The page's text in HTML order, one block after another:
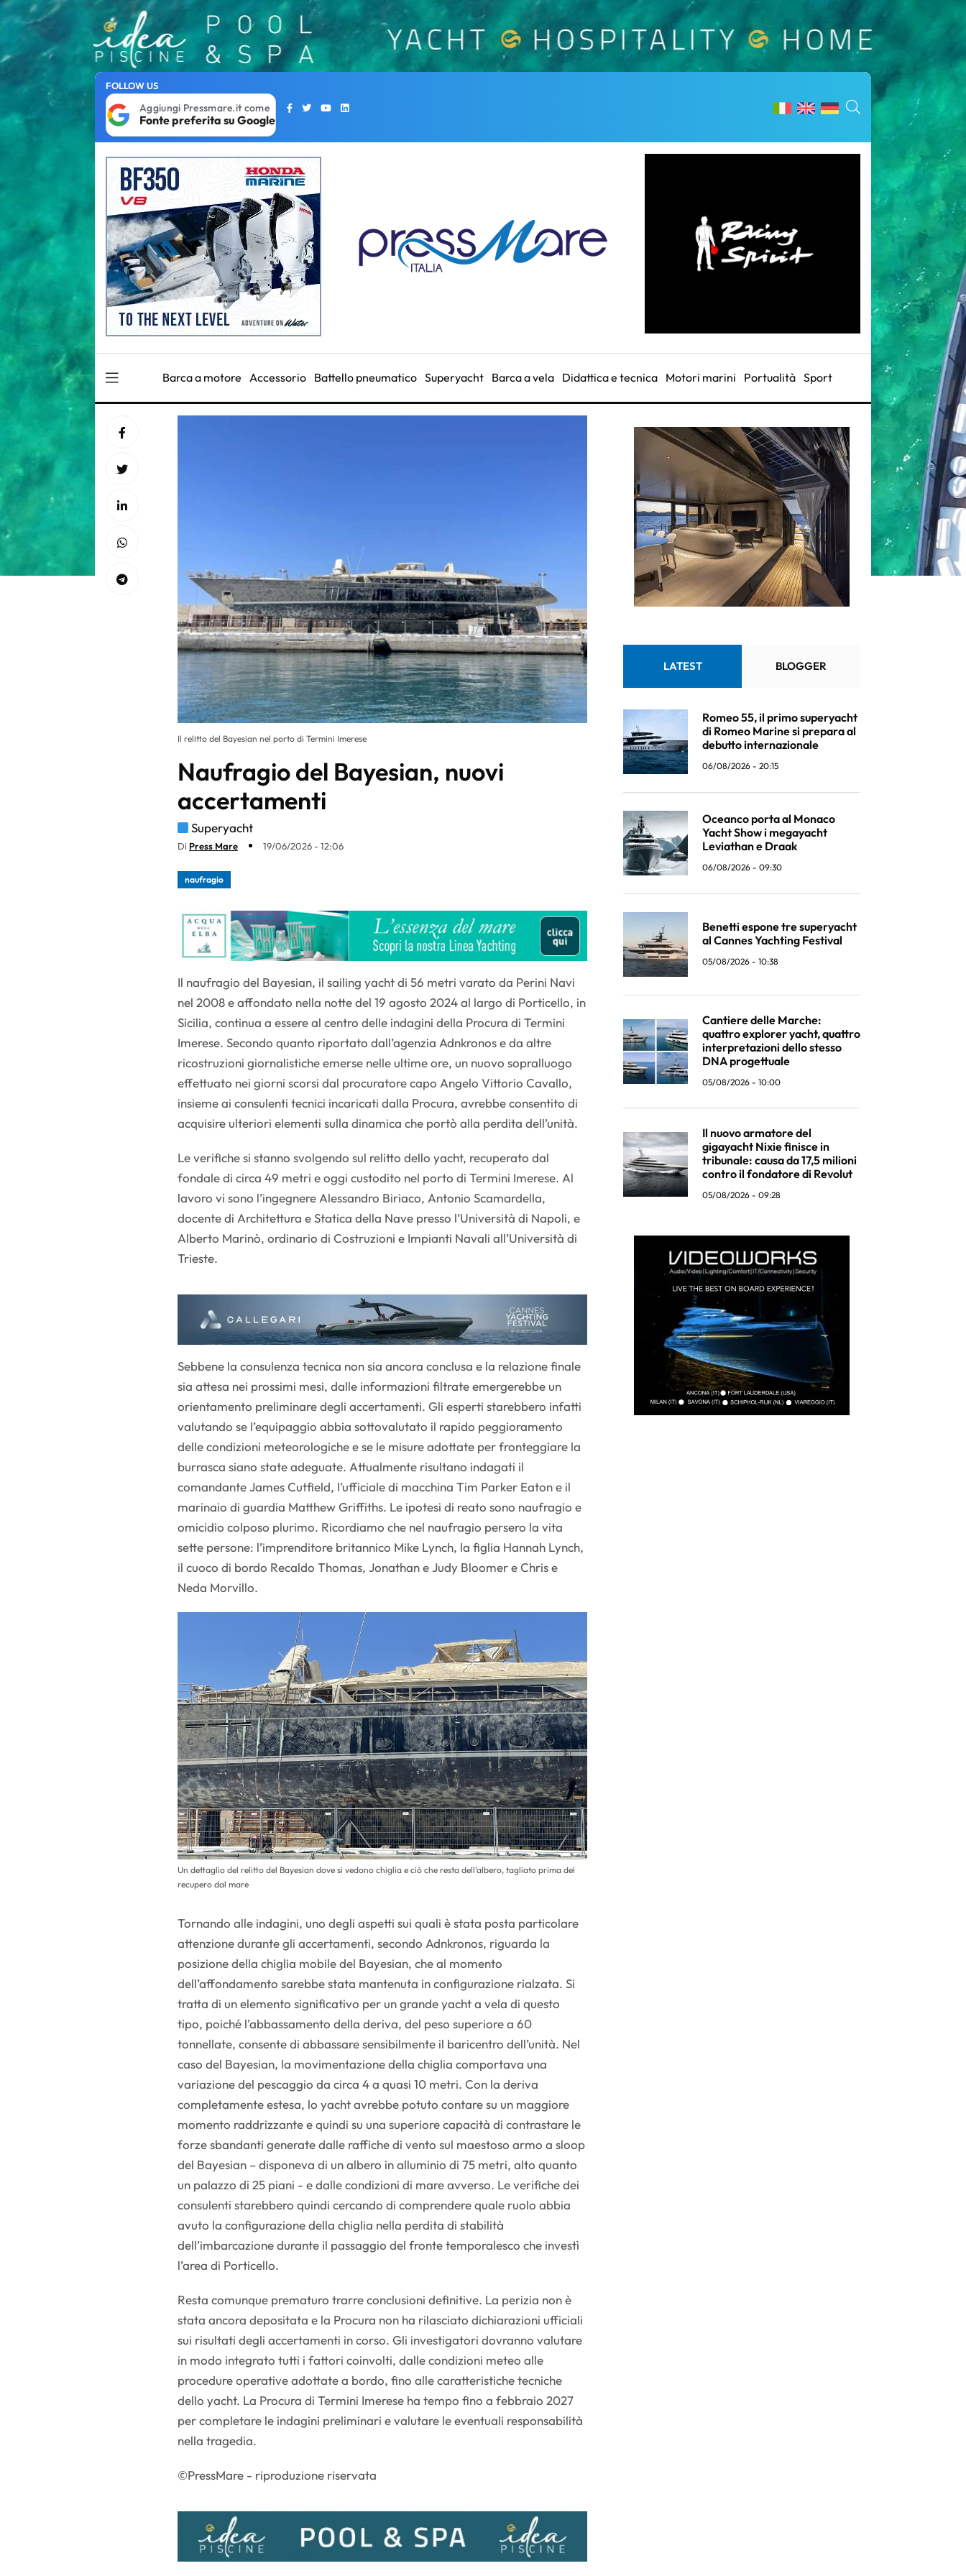
FOLLOW US
Aggiungi Pressmare.it come
Fonte preferita su Google
Barca a motore Accessorio Battello pneumatico Superyacht Barca a vela Didattica e tecnica Motori marini Portualità Sport
Il relitto del Bayesian nel porto di Termini Imerese
Naufragio del Bayesian, nuovi
accertamenti
Superyacht
Di Press Mare 19/06/2026 - 12:06
naufragio
Il naufragio del Bayesian, il sailing yacht di 56 metri varato da Perini Navi
nel 2008 e affondato nella notte del 19 agosto 2024 al largo di Porticello, in
Sicilia, continua a essere al centro delle indagini della Procura di Termini
Imerese. Secondo quanto riportato dall’agenzia Adnkronos e da altre
ricostruzioni giornalistiche emerse nelle ultime ore, un nuovo sopralluogo
effettuato nei giorni scorsi dal procuratore capo Angelo Vittorio Cavallo,
insieme ai consulenti tecnici incaricati dalla Procura, avrebbe consentito di
acquisire ulteriori elementi sulla dinamica che portò alla perdita dell’unità.
Le verifiche si stanno svolgendo sul relitto dello yacht, recuperato dal
fondale di circa 49 metri e oggi custodito nel porto di Termini Imerese. Al
lavoro vi sono l’ingegnere Alessandro Biriaco, Antonio Scamardella,
docente di Architettura e Statica della Nave presso l’Università di Napoli, e
Alberto Marinò, ordinario di Costruzioni e Impianti Navali all’Università di
Trieste.
Sebbene la consulenza tecnica non sia ancora conclusa e la relazione finale
sia attesa nei prossimi mesi, dalle informazioni filtrate emergerebbe un
orientamento preliminare degli accertamenti. Gli esperti starebbero infatti
valutando se l’equipaggio abbia sottovalutato il rapido peggioramento
delle condizioni meteorologiche e se le misure adottate per fronteggiare la
burrasca siano state adeguate. Attualmente risultano indagati il
comandante James Cutfield, l’ufficiale di macchina Tim Parker Eaton e il
marinaio di guardia Matthew Griffiths. Le ipotesi di reato sono naufragio e
omicidio colposo plurimo. Ricordiamo che nel naufragio persero la vita
sette persone: l’imprenditore britannico Mike Lynch, la figlia Hannah Lynch,
il cuoco di bordo Recaldo Thomas, Jonathan e Judy Bloomer e Chris e
Neda Morvillo.
Un dettaglio del relitto del Bayesian dove si vedono chiglia e ciò che resta dell'albero, tagliato prima del
recupero dal mare
Tornando alle indagini, uno degli aspetti sui quali è stata posta particolare
attenzione durante gli accertamenti, secondo Adnkronos, riguarda la
posizione della chiglia mobile del Bayesian, che al momento
dell’affondamento sarebbe stata mantenuta in configurazione rialzata. Si
tratta di un elemento significativo per un grande yacht a vela di questo
tipo, poiché l’abbassamento della deriva, del peso superiore a 60
tonnellate, consente di abbassare sensibilmente il baricentro dell’unità. Nel
caso del Bayesian, la movimentazione della chiglia comportava una
variazione del pescaggio da circa 4 a quasi 10 metri. Con la deriva
completamente estesa, lo yacht avrebbe potuto contare su un maggiore
momento raddrizzante e quindi su una superiore capacità di contrastare le
forze sbandanti generate dalle raffiche di vento sul maestoso armo a sloop
del Bayesian – disponeva di un albero in alluminio di 75 metri, alto quanto
un palazzo di 25 piani - e dalle condizioni di mare avverso. Le verifiche dei
consulenti starebbero quindi cercando di comprendere quale ruolo abbia
avuto la configurazione della chiglia nella perdita di stabilità
dell’imbarcazione durante il passaggio del fronte temporalesco che investì
l’area di Porticello.
Resta comunque prematuro trarre conclusioni definitive. La perizia non è
stata ancora depositata e la Procura non ha rilasciato dichiarazioni ufficiali
sui risultati degli accertamenti in corso. Gli investigatori dovranno valutare
in modo integrato tutti i fattori coinvolti, dalle condizioni meteo alle
procedure operative adottate a bordo, fino alle caratteristiche tecniche
dello yacht. La Procura di Termini Imerese ha tempo fino a febbraio 2027
per completare le indagini preliminari e valutare le eventuali responsabilità
nella tragedia.
©PressMare - riproduzione riservata
LATEST BLOGGER
Romeo 55, il primo superyacht
di Romeo Marine si prepara al
debutto internazionale
06/08/2026 - 20:15
Oceanco porta al Monaco
Yacht Show i megayacht
Leviathan e Draak
06/08/2026 - 09:30
Benetti espone tre superyacht
al Cannes Yachting Festival
05/08/2026 - 10:38
Cantiere delle Marche:
quattro explorer yacht, quattro
interpretazioni dello stesso
DNA progettuale
05/08/2026 - 10:00
Il nuovo armatore del
gigayacht Nixie finisce in
tribunale: causa da 17,5 milioni
contro il fondatore di Revolut
05/08/2026 - 09:28